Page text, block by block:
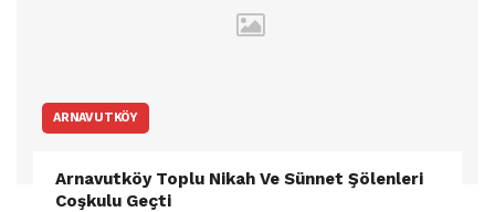
ARNAVUTKÖY
Arnavutköy Toplu Nikah Ve Sünnet Şölenleri
Coşkulu Geçti